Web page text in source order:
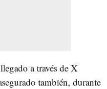
a través de X
también, durante